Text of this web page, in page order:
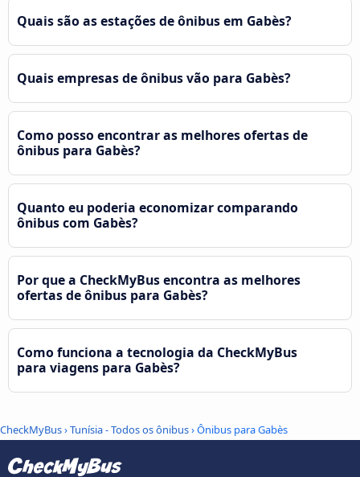
Quais são as estações de ônibus em Gabès?
Quais empresas de ônibus vão para Gabès?
Como posso encontrar as melhores ofertas de
ônibus para Gabès?
Quanto eu poderia economizar comparando
ônibus com Gabès?
Por que a CheckMyBus encontra as melhores
ofertas de ônibus para Gabès?
Como funciona a tecnologia da CheckMyBus
para viagens para Gabès?
CheckMyBus›Tunísia - Todos os ônibus› Ônibus para Gabès